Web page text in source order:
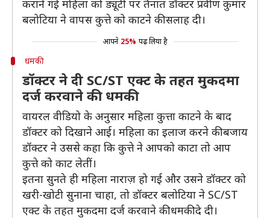
कराने गई महिला को ड्यूटी पर तैनात डॉक्टर प्रवीण कुमार
बलोटिया ने वापस कुत्ते को काटने की सलाह दी।
आपने 25% पढ़ लिया है
धमकी
डॉक्टर ने दी SC/ST एक्ट के तहत मुकदमा
दर्ज करवाने की धमकी
वायरल वीडियो के अनुसार महिला कुत्ता काटने के बाद
डॉक्टर को दिखाने आई। महिला का इलाज करने की बजाय
डॉक्टर ने उससे कहा कि कुत्ते ने आपको काटा तो आप
कुत्ते को काट लेतीं।
इतना सुनते ही महिला नाराज़ हो गई और उसने डॉक्टर को
खरी-खोटी सुनाना चाहा, तो डॉक्टर बलोटिया ने SC/ST
एक्ट के तहत मुकदमा दर्ज करवाने की धमकी दे दी।